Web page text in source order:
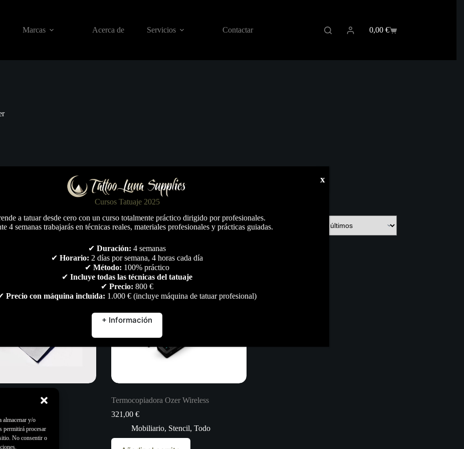
almacenar y/o
permitirá procesar
No consentir o
Marcas Acerca de Servicios Contactar
Carro
0,00 €
,Todo
Termocopiadora Ozer Wireless
321,00 €
Mobiliario, Stencil, Todo
Cursos Tatuaje 2025
a tatuar desde cero con un curso totalmente práctico dirigido por profesionales.
4 semanas trabajarás en técnicas reales, materiales profesionales y prácticas guiadas.
✔Duración: 4 semanas
✔Horario: 2 días por semana, 4 horas cada día
✔Método: 100% práctico
✔Incluye todas las técnicas del tatuaje
✔Precio: 800 €
Precio con máquina incluida: 1.000 € (incluye máquina de tatuar profesional)
+ Información
x